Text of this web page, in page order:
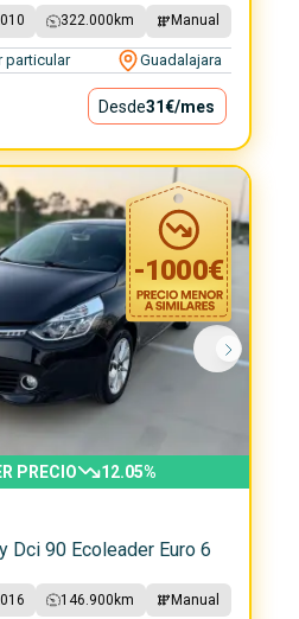
322.000 km Manual
particular Guadalajara
Desde31€/mes
-1000€
PRECIO 12.05%
Dci 90 Ecoleader Euro 6
146.900 km Manual